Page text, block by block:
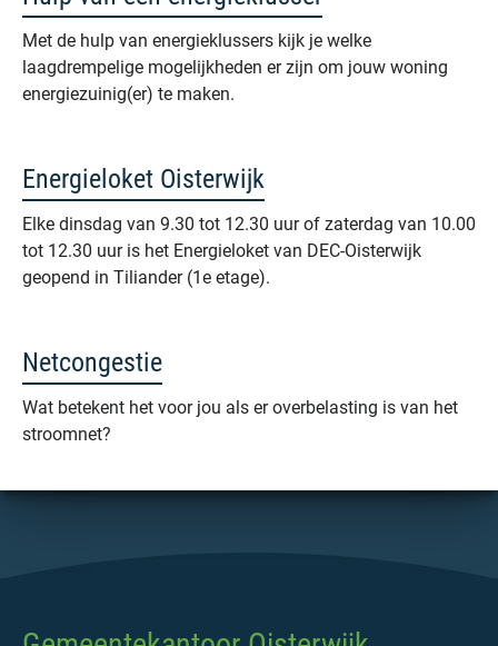
Met de hulp van energieklussers kijk je welke
laagdrempelige mogelijkheden er zijn om jouw woning
energiezuinig(er) te maken.
Energieloket Oisterwijk
Elke dinsdag van 9.30 tot 12.30 uur of zaterdag van 10.00
tot 12.30 uur is het Energieloket van DEC-Oisterwijk
geopend in Tiliander (1e etage).
Netcongestie
Wat betekent het voor jou als er overbelasting is van het
stroomnet?